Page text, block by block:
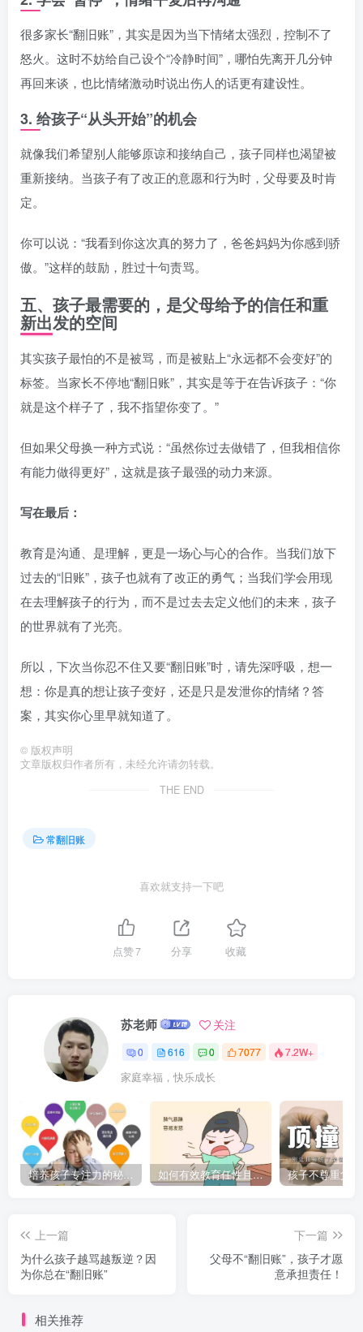
很多家长“翻旧账”，其实是因为当下情绪太强烈，控制不了
怒火。这时不妨给自己设个“冷静时间”，哪怕先离开几分钟
再回来谈，也比情绪激动时说出伤人的话更有建设性。
3. 给孩子“从头开始”的机会
就像我们希望别人能够原谅和接纳自己，孩子同样也渴望被
重新接纳。当孩子有了改正的意愿和行为时，父母要及时肯
定。
你可以说：“我看到你这次真的努力了，爸爸妈妈为你感到骄
傲。”这样的鼓励，胜过十句责骂。
五、孩子最需要的，是父母给予的信任和重
新出发的空间
其实孩子最怕的不是被骂，而是被贴上“永远都不会变好”的
标签。当家长不停地“翻旧账”，其实是等于在告诉孩子：“你
就是这个样子了，我不指望你变了。”
但如果父母换一种方式说：“虽然你过去做错了，但我相信你
有能力做得更好”，这就是孩子最强的动力来源。
写在最后：
教育是沟通、是理解，更是一场心与心的合作。当我们放下
过去的“旧账”，孩子也就有了改正的勇气；当我们学会用现
在去理解孩子的行为，而不是过去去定义他们的未来，孩子
的世界就有了光亮。
所以，下次当你忍不住又要“翻旧账”时，请先深呼吸，想一
想：你是真的想让孩子变好，还是只是发泄你的情绪？答
案，其实你心里早就知道了。
© 版权声明
文章版权归作者所有，未经允许请勿转载。
THE END
常翻旧账
喜欢就支持一下吧
点赞7 分享 收藏
苏老师 关注
0 616 0 7077 7.2W+
家庭幸福，快乐成长
培养孩子专注力的秘密：让他们在学习和生活中如鱼得水的技巧 如何有效教育任性且脾气暴躁的孩子，父母必看的实用指南
上一篇
为什么孩子越骂越叛逆？因
为你总在“翻旧账”
下一篇
父母不“翻旧账”，孩子才愿
意承担责任！
相关推荐